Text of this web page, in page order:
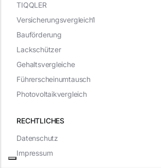
RECHTLICHES
Datenschutz
Impressum
TIQQLER
Versicherungsvergleich1
Bauförderung
Lackschützer
Gehaltsvergleiche
Führerscheinumtausch
Photovoltaikvergleich